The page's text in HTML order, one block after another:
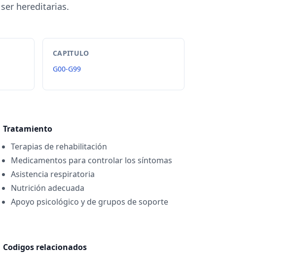
hereditarias.
CAPITULO
G00-G99
Tratamiento
Terapias de rehabilitación
Medicamentos para controlar los síntomas
Asistencia respiratoria
Nutrición adecuada
Apoyo psicológico y de grupos de soporte
Codigos relacionados